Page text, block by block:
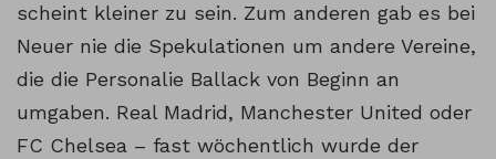
scheint kleiner zu sein. Zum anderen gab es bei
Neuer nie die Spekulationen um andere Vereine,
die die Personalie Ballack von Beginn an
umgaben. Real Madrid, Manchester United oder
FC Chelsea – fast wöchentlich wurde der